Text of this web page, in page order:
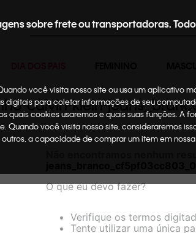
Buscar
sobre frete ou transportadoras.
você visita nosso site ou usa um aplicativo
digitais para coletar informações de seu
quais cookies usaremos e quais suas funções. A
Quando você visita nosso site, consideraremos
a capacidade de comprar um item em
calvin-klein-
O que eu devo fazer?
Verifique os termos
Tente utilizar uma única